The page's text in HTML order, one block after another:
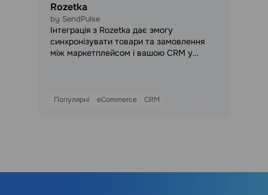
Rozetka
by SendPulse
Інтеграція з Rozetka дає змогу
синхронізувати товари та замовлення
між маркетплейсом і вашою CRM у
CRM, а каталог товарів залишається
Популярні eCommerce CRM